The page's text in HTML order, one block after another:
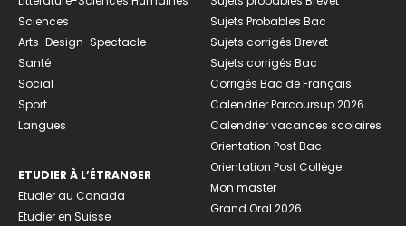
Sciences
Arts-Design-Spectacle
Santé
Social
Sport
Langues
ETUDIER À L’ÉTRANGER
Etudier au Canada
Etudier en Suisse
Sujets Probables Bac
Sujets corrigés Brevet
Sujets corrigés Bac
Corrigés Bac de Français
Calendrier Parcoursup 2026
Calendrier vacances scolaires
Orientation Post Bac
Orientation Post Collège
Mon master
Grand Oral 2026